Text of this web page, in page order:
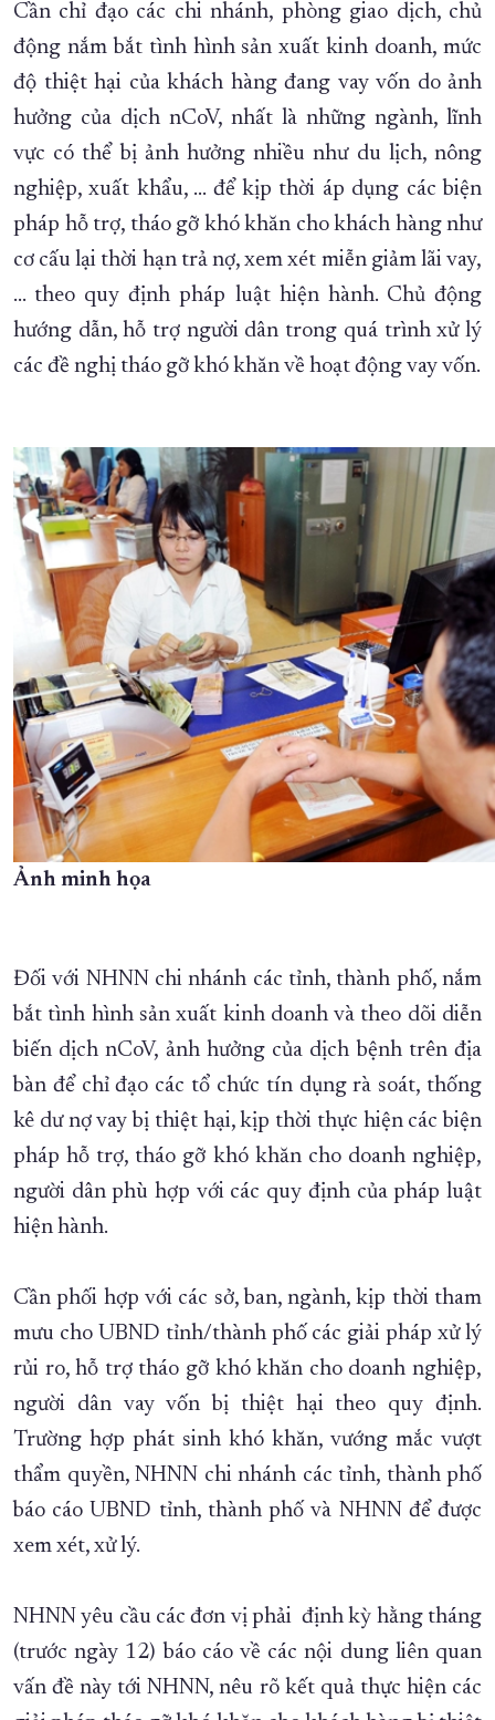
Cần chỉ đạo các chi nhánh, phòng giao dịch, chủ
động nắm bắt tình hình sản xuất kinh doanh, mức
độ thiệt hại của khách hàng đang vay vốn do ảnh
hưởng của dịch nCoV, nhất là những ngành, lĩnh
vực có thể bị ảnh hưởng nhiều như du lịch, nông
nghiệp, xuất khẩu, ... để kịp thời áp dụng các biện
pháp hỗ trợ, tháo gỡ khó khăn cho khách hàng như
cơ cấu lại thời hạn trả nợ, xem xét miễn giảm lãi vay,
… theo quy định pháp luật hiện hành. Chủ động
hướng dẫn, hỗ trợ người dân trong quá trình xử lý
các đề nghị tháo gỡ khó khăn về hoạt động vay vốn.
Ảnh minh họa
Đối với NHNN chi nhánh các tỉnh, thành phố, nắm
bắt tình hình sản xuất kinh doanh và theo dõi diễn
biến dịch nCoV, ảnh hưởng của dịch bệnh trên địa
bàn để chỉ đạo các tổ chức tín dụng rà soát, thống
kê dư nợ vay bị thiệt hại, kịp thời thực hiện các biện
pháp hỗ trợ, tháo gỡ khó khăn cho doanh nghiệp,
người dân phù hợp với các quy định của pháp luật
hiện hành.
Cần phối hợp với các sở, ban, ngành, kịp thời tham
mưu cho UBND tỉnh/thành phố các giải pháp xử lý
rủi ro, hỗ trợ tháo gỡ khó khăn cho doanh nghiệp,
người dân vay vốn bị thiệt hại theo quy định.
Trường hợp phát sinh khó khăn, vướng mắc vượt
thẩm quyền, NHNN chi nhánh các tỉnh, thành phố
báo cáo UBND tỉnh, thành phố và NHNN để được
xem xét, xử lý.
NHNN yêu cầu các đơn vị phải định kỳ hằng tháng
(trước ngày 12) báo cáo về các nội dung liên quan
vấn đề này tới NHNN, nêu rõ kết quả thực hiện các